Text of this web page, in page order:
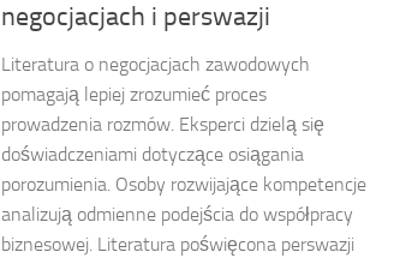
negocjacjach i perswazji
Literatura o negocjacjach zawodowych
pomagają lepiej zrozumieć proces
prowadzenia rozmów. Eksperci dzielą się
doświadczeniami dotyczące osiągania
porozumienia. Osoby rozwijające kompetencje
analizują odmienne podejścia do współpracy
biznesowej. Literatura poświęcona perswazji